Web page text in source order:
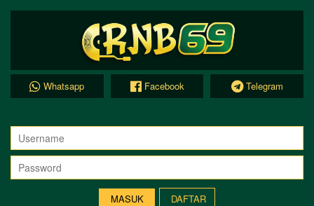
Whatsapp Facebook Telegram
DAFTAR